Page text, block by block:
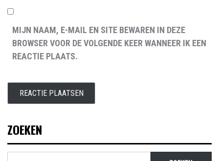
MIJN NAAM, E-MAIL EN SITE BEWAREN IN DEZE
BROWSER VOOR DE VOLGENDE KEER WANNEER IK EEN
REACTIE PLAATS.
ZOEKEN